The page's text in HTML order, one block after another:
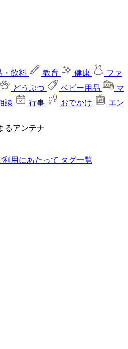
・飲料 教育 健康
ファ
どうぶつ ベビー用品
マ
談 行事 おでかけ
エン
るアンテナ
利用にあたって タグ一覧